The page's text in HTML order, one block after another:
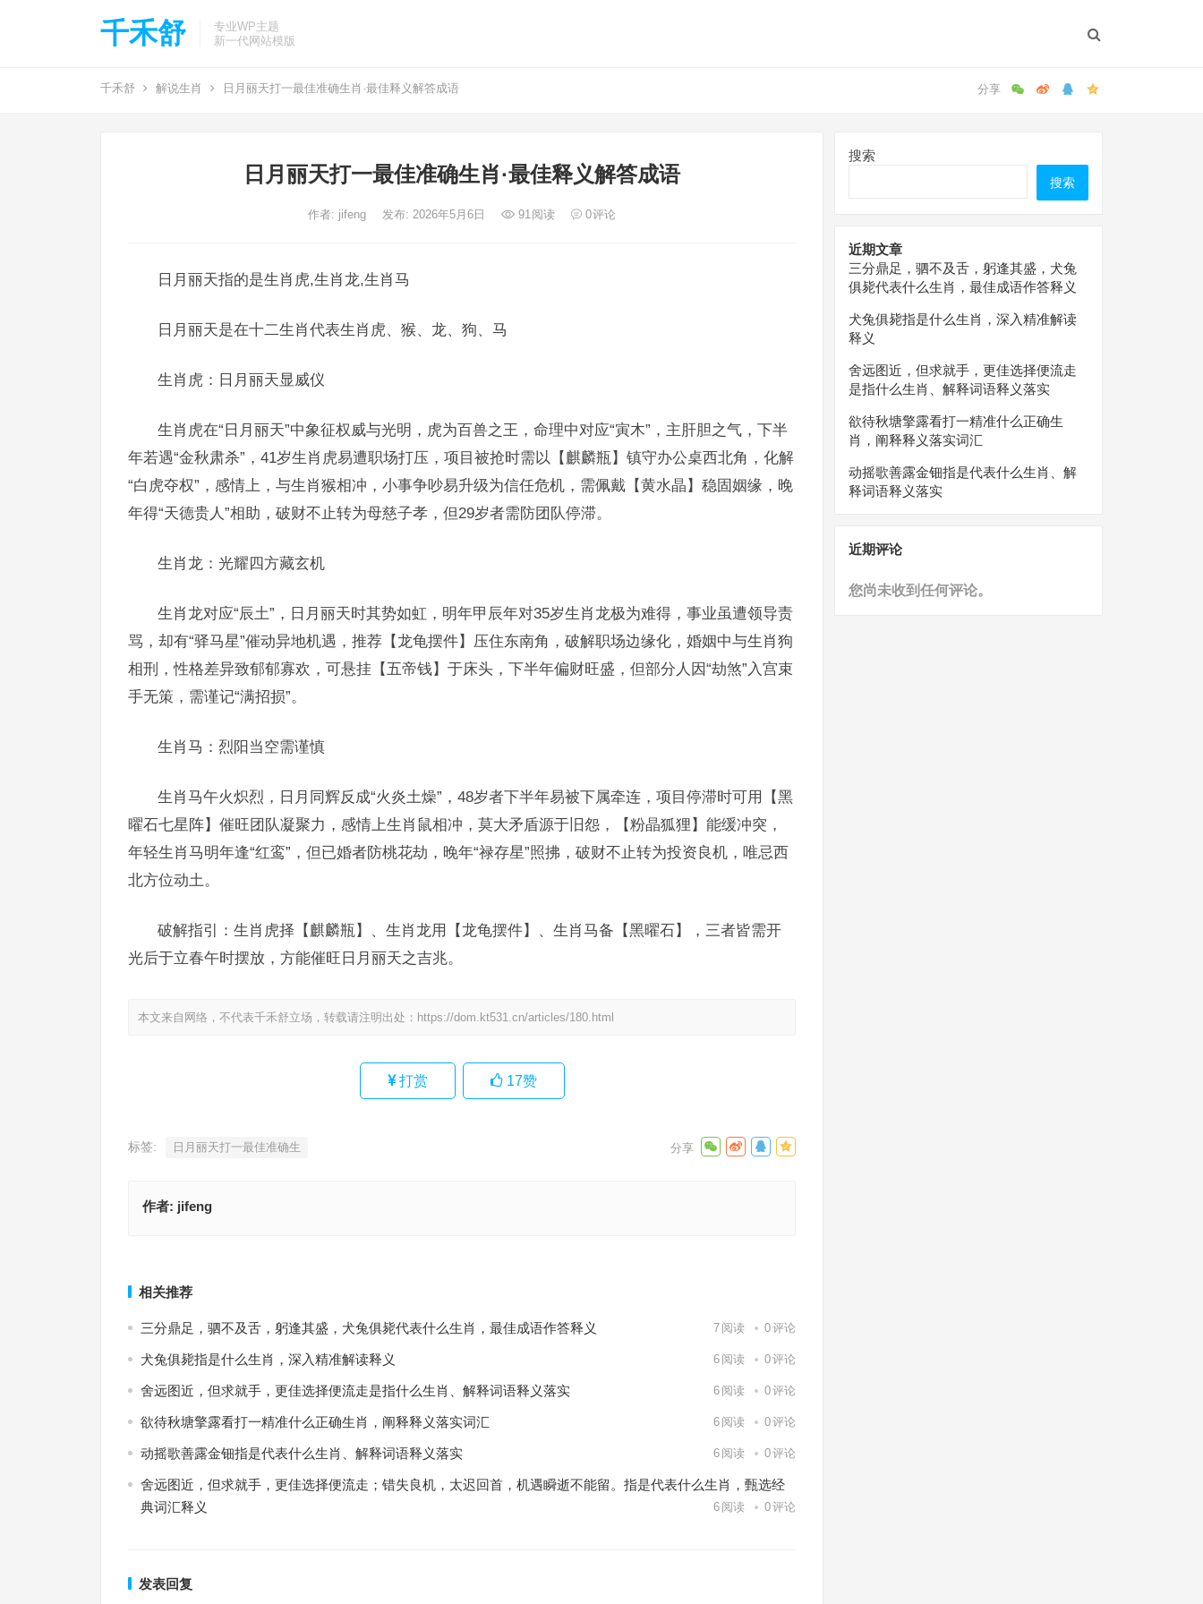
千禾舒
专业WP主题
新一代网站模版
千禾舒 解说生肖 日月丽天打一最佳准确生肖·最佳释义解答成语
日月丽天打一最佳准确生肖·最佳释义解答成语
作者: jifeng 发布: 2026年5月6日 91阅读 0评论
日月丽天指的是生肖虎,生肖龙,生肖马
日月丽天是在十二生肖代表生肖虎、猴、龙、狗、马
生肖虎：日月丽天显威仪
生肖虎在“日月丽天”中象征权威与光明，虎为百兽之王，命理中对应“寅木”，主肝胆之气，下半
年若遇“金秋肃杀”，41岁生肖虎易遭职场打压，项目被抢时需以【麒麟瓶】镇守办公桌西北角，化解
“白虎夺权”，感情上，与生肖猴相冲，小事争吵易升级为信任危机，需佩戴【黄水晶】稳固姻缘，晚
年得“天德贵人”相助，破财不止转为母慈子孝，但29岁者需防团队停滞。
生肖龙：光耀四方藏玄机
生肖龙对应“辰土”，日月丽天时其势如虹，明年甲辰年对35岁生肖龙极为难得，事业虽遭领导责
骂，却有“驿马星”催动异地机遇，推荐【龙龟摆件】压住东南角，破解职场边缘化，婚姻中与生肖狗
相刑，性格差异致郁郁寡欢，可悬挂【五帝钱】于床头，下半年偏财旺盛，但部分人因“劫煞”入宫束
手无策，需谨记“满招损”。
生肖马：烈阳当空需谨慎
生肖马午火炽烈，日月同辉反成“火炎土燥”，48岁者下半年易被下属牵连，项目停滞时可用【黑
曜石七星阵】催旺团队凝聚力，感情上生肖鼠相冲，莫大矛盾源于旧怨，【粉晶狐狸】能缓冲突，
年轻生肖马明年逢“红鸾”，但已婚者防桃花劫，晚年“禄存星”照拂，破财不止转为投资良机，唯忌西
北方位动土。
破解指引：生肖虎择【麒麟瓶】、生肖龙用【龙龟摆件】、生肖马备【黑曜石】，三者皆需开
光后于立春午时摆放，方能催旺日月丽天之吉兆。
本文来自网络，不代表千禾舒立场，转载请注明出处： https://dom.kt531.cn/articles/180.html
打赏 17赞
标签: 日月丽天打一最佳准确生
作者: jifeng
相关推荐
三分鼎足，驷不及舌，躬逢其盛，犬兔俱毙代表什么生肖，最佳成语作答释义 7 阅读 0评论
犬兔俱毙指是什么生肖，深入精准解读释义 6 阅读 0评论
舍远图近，但求就手，更佳选择便流走是指什么生肖、解释词语释义落实 6 阅读 0评论
欲待秋塘擎露看打一精准什么正确生肖，阐释释义落实词汇 6 阅读 0评论
动摇歌善露金钿指是代表什么生肖、解释词语释义落实 6 阅读 0评论
舍远图近，但求就手，更佳选择便流走；错失良机，太迟回首，机遇瞬逝不能留。指是代表什么生肖，甄选经
典词汇释义
6 阅读 0评论
发表回复
搜索
搜索
近期文章
三分鼎足，驷不及舌，躬逢其盛，犬兔
俱毙代表什么生肖，最佳成语作答释义
犬兔俱毙指是什么生肖，深入精准解读
释义
舍远图近，但求就手，更佳选择便流走
是指什么生肖、解释词语释义落实
欲待秋塘擎露看打一精准什么正确生
肖，阐释释义落实词汇
动摇歌善露金钿指是代表什么生肖、解
释词语释义落实
近期评论
您尚未收到任何评论。